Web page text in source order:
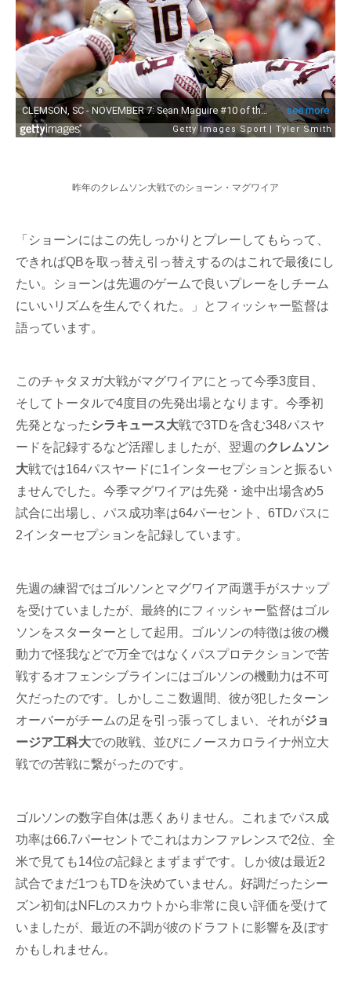
昨年のクレムソン大戦でのショーン・マグワイア
「ショーンにはこの先しっかりとプレーしてもらって、
できればQBを取っ替え引っ替えするのはこれで最後にし
たい。ショーンは先週のゲームで良いプレーをしチーム
にいいリズムを生んでくれた。」とフィッシャー監督は
語っています。
このチャタヌガ大戦がマグワイアにとって今季3度目、
そしてトータルで4度目の先発出場となります。今季初
先発となった シラキュース大戦で3TDを含む348パスヤ
ードを記録するなど活躍しましたが、翌週のクレムソン
大戦では164パスヤードに1インターセプションと振るい
ませんでした。今季マグワイアは先発・途中出場含め5
試合に出場し、パス成功率は64パーセント、6TDパスに
2インターセプションを記録しています。
先週の練習ではゴルソンとマグワイア両選手がスナップ
を受けていましたが、最終的にフィッシャー監督はゴル
ソンをスターターとして起用。ゴルソンの特徴は彼の機
動力で怪我などで万全ではなくパスプロテクションで苦
戦するオフェンシブラインにはゴルソンの機動力は不可
欠だったのです。しかしここ数週間、彼が犯したターン
オーバーがチームの足を引っ張ってしまい、それがジョ
ージア工科大での敗戦、並びにノースカロライナ州立大
戦での苦戦に繋がったのです。
ゴルソンの数字自体は悪くありません。これまでパス成
功率は66.7パーセントでこれはカンファレンスで2位、全
米で見ても14位の記録とまずまずです。しか彼は最近2
試合でまだ1つもTDを決めていません。好調だったシー
ズン初旬はNFLのスカウトから非常に良い評価を受けて
いましたが、最近の不調が彼のドラフトに影響を及ぼす
かもしれません。